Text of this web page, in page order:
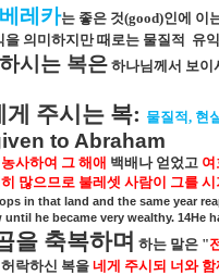
베레카는 좋은 것(good)인에 이
을 의미하지만 때로는 물질적 유
시는 복은 하나님께서 보이
게 주시는 복: 물질적 , 현
to Abraham
사하여 그 해애 백배나 얻었고
많으므로 불레셋 사람이 그를 시
in that land and the same year
he became very wealthy. 14He
을 축복하며 하는 말은 "
락하신 복을 네게 주시되 너와